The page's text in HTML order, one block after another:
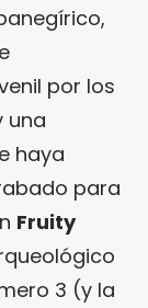
por los
una
haya
para
Fruity
3 (y la